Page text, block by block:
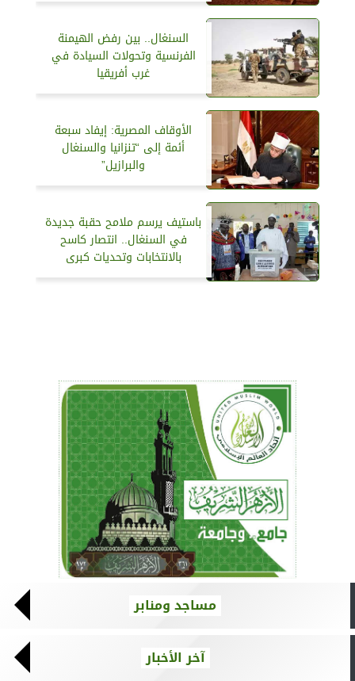
السنغال.. بين رفض الهيمنة
الفرنسية وتحولات السيادة في
غرب أفريقيا
الأوقاف المصرية: إيفاد سبعة
أئمة إلى “تنزانيا والسنغال
والبرازيل”
باستيف يرسم ملامح حقبة جديدة
في السنغال.. انتصار كاسح
بالانتخابات وتحديات كبرى
مساجد ومنابر
آخر الأخبار